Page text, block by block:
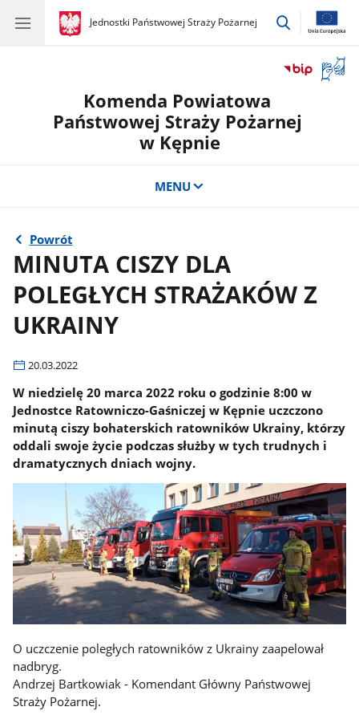
gov.pl
Jednostki Państwowej Straży Pożarnej
gov.pl
Jednostki
przejdź
okno
Komenda Powiatowa
Państwowej Straży Pożarnej
w Kępnie
MENU
Powrót
MINUTA CISZY DLA
POLEGŁYCH STRAŻAKÓW Z
UKRAINY
20.03.2022
W niedzielę 20 marca 2022 roku o godzinie 8:00 w
Jednostce Ratowniczo-Gaśniczej w Kępnie uczczono
minutą ciszy bohaterskich ratowników Ukrainy, którzy
oddali swoje życie podczas służby w tych trudnych i
dramatycznych dniach wojny.
O uczczenie poległych ratowników z Ukrainy zaapelował
nadbryg.
Andrzej Bartkowiak - Komendant Główny Państwowej
Straży Pożarnej.